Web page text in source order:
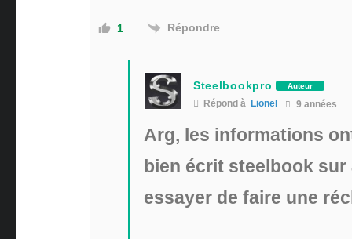
1 Répondre
Steelbookpro Auteur
Répond à Lionel 9 années
Arg, les informations
bien écrit steelbook
essayer de faire une